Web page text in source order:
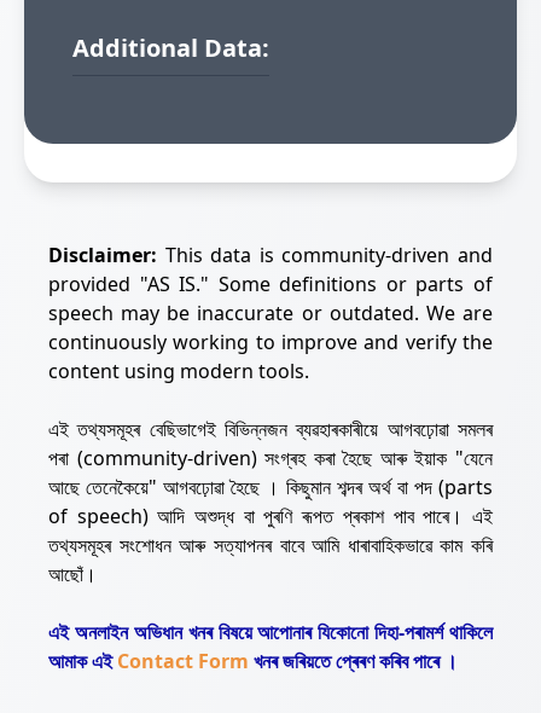
Additional Data:
Disclaimer: This data is community-driven and
provided "AS IS." Some definitions or parts of
speech may be inaccurate or outdated. We are
continuously working to improve and verify the
content using modern tools.
এই তথ্যসমূহৰ বেছিভাগেই বিভিন্নজন ব্যৱহাৰকাৰীয়ে আগবঢ়োৱা সমলৰ
পৰা (community-driven) সংগ্ৰহ কৰা হৈছে আৰু ইয়াক "যেনে
আছে তেনেকৈয়ে" আগবঢ়োৱা হৈছে । কিছুমান শব্দৰ অৰ্থ বা পদ (parts
of speech) আদি অশুদ্ধ বা পুৰণি ৰূপত প্ৰকাশ পাব পাৰে। এই
তথ্যসমূহৰ সংশোধন আৰু সত্যাপনৰ বাবে আমি ধাৰাবাহিকভাৱে কাম কৰি
আছোঁ।
এই অনলাইন অভিধান খনৰ বিষয়ে আপোনাৰ যিকোনো দিহা-পৰামৰ্শ থাকিলে
আমাক এইContact Form খনৰ জৰিয়তে প্ৰেৰণ কৰিব পাৰে ।